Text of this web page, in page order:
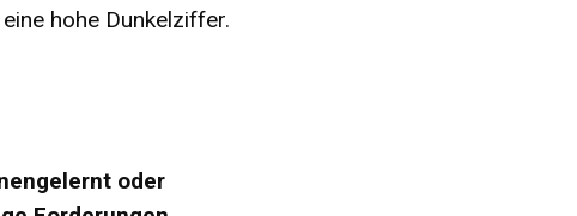
hohe Dunkelziffer.
oder